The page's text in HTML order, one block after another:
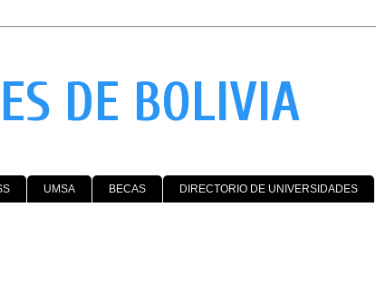
DE BOLIVIA
UMSA BECAS DIRECTORIO DE UNIVERSIDADES